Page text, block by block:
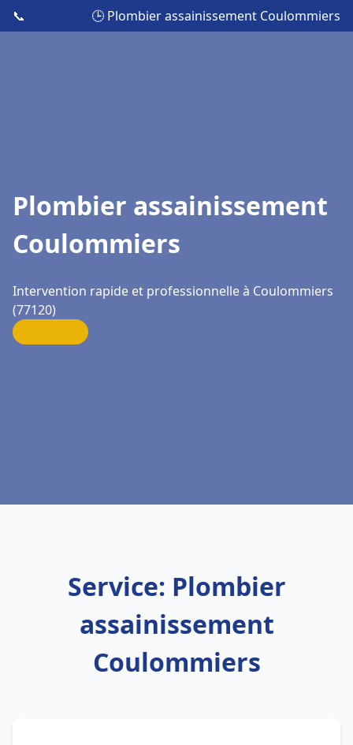
📞 🕒 Plombier assainissement Coulommiers
Plombier assainissement
Coulommiers
Intervention rapide et professionnelle à Coulommiers
(77120)
Service: Plombier
assainissement
Coulommiers